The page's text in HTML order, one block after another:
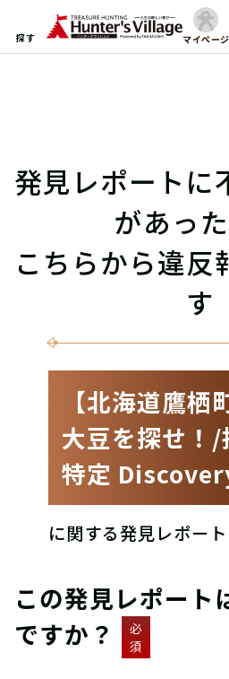
探す マイページ
発見レポートに
があっ
こちらから違反
す
【北海道鷹栖
大豆を探せ！/
特定
に関する発見レポー
この発見レポート
ですか？
必
須